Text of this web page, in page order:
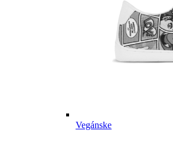
Vegánske